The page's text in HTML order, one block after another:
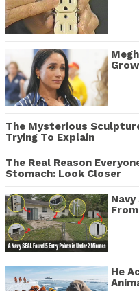
The Mysterious
Trying To Explain
The Real Reason
Stomach: Look Closer
He